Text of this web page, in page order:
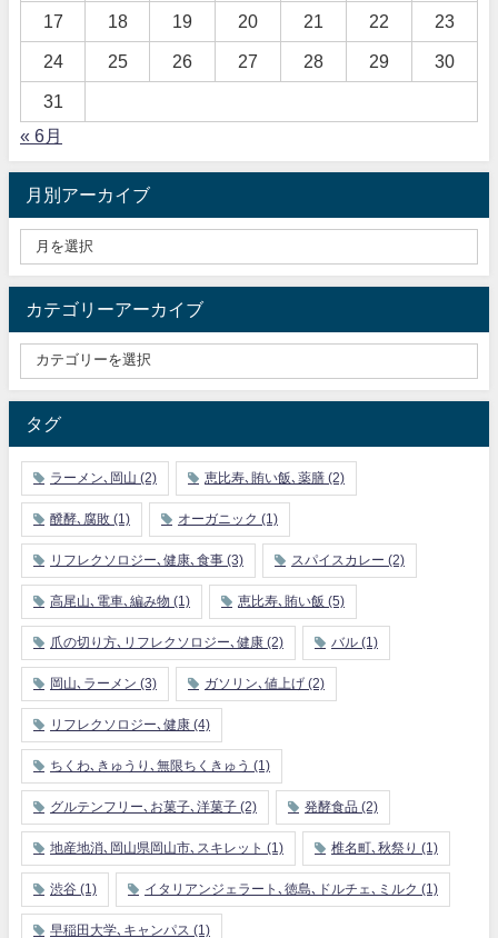
17 18 19 20 21 22 23
24 25 26 27 28 29 30
31
« 6月
月別アーカイブ
カテゴリーアーカイブ
タグ
ラーメン､岡山 (2) 恵比寿､賄い飯､薬膳 (2)
醗酵､腐敗 (1) オーガニック (1)
リフレクソロジー､健康､食事 (3) スパイスカレー (2)
高尾山､電車､編み物 (1) 恵比寿､賄い飯 (5)
爪の切り方､リフレクソロジー､健康 (2) バル (1)
岡山､ラーメン (3) ガソリン､値上げ (2)
リフレクソロジー､健康 (4)
ちくわ､きゅうり､無限ちくきゅう (1)
グルテンフリー､お菓子､洋菓子 (2) 発酵食品 (2)
地産地消､岡山県岡山市､スキレット (1) 椎名町､秋祭り (1)
渋谷 (1) イタリアンジェラート､徳島､ドルチェ､ミルク (1)
早稲田大学､キャンパス (1)